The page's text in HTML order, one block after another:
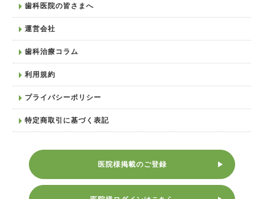
歯科医院の皆さまへ
運営会社
歯科治療コラム
利用規約
プライバシーポリシー
特定商取引に基づく表記
医院様掲載のご登録